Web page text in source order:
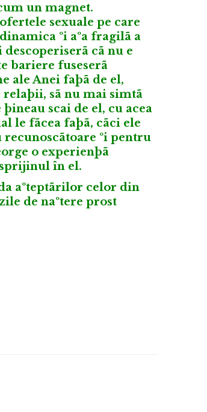
un magnet.
sexuale pe care
ºi aºa fragilã a
cã nu e
bariere fuseserã
ale Anei faþã de el,
relaþii, sã nu mai simtã
scai de el, cu acea
le fãcea faþã, cãci ele
ºi pentru
o experienþã
sprijinul în el.
aºteptãrilor celor din
de naºtere prost